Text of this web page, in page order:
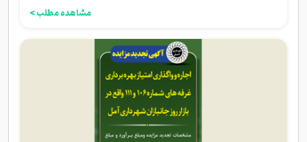
مشاهده مطلب >